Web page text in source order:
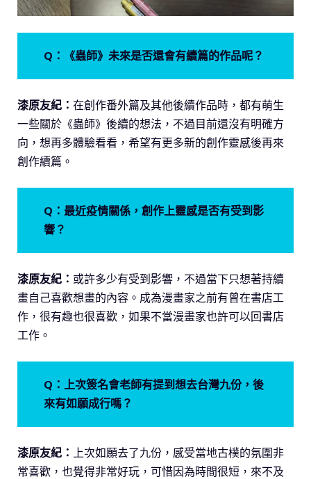
Q：《蟲師》未來是否還會有續篇的作品呢？
漆原友紀： 在創作番外篇及其他後續作品時，都有萌生
一些關於《蟲師》後續的想法，不過目前還沒有明確方
向，想再多體驗看看，希望有更多新的創作靈感後再來
創作續篇。
Q：最近疫情關係，創作上靈感是否有受到影
響？
漆原友紀： 或許多少有受到影響，不過當下只想著持續
畫自己喜歡想畫的內容。成為漫畫家之前有曾在書店工
作，很有趣也很喜歡，如果不當漫畫家也許可以回書店
工作。
Q：上次簽名會老師有提到想去台灣九份，後
來有如願成行嗎？
漆原友紀：
上次如願去了九份，感受當地古樸的氛圍非
常喜歡，也覺得非常好玩，可惜因為時間很短，來不及